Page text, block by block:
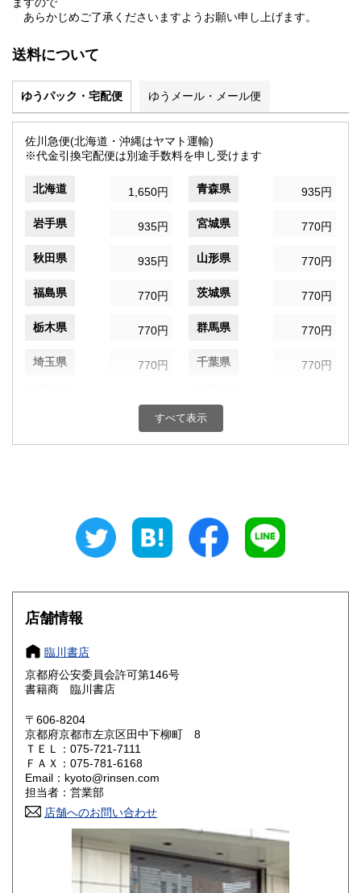
ますので
あらかじめご了承くださいますようお願い申し上げます。
送料について
ゆうパック・宅配便 ゆうメール・メール便
佐川急便(北海道・沖縄はヤマト運輸)
※代金引換宅配便は別途手数料を申し受けます
北海道 1,650円 青森県 935円
岩手県 935円 宮城県 770円
秋田県 935円 山形県 770円
福島県 770円 茨城県 770円
栃木県 770円 群馬県 770円
埼玉県 770円 千葉県 770円
660円 富山県
660円 静岡県
奈良県 660円
岡山県 660円
山口県 660円
香川県 660円
660円
770円 長崎県
すべて表示
店舗情報
臨川書店
京都府公安委員会許可第146号
書籍商 臨川書店
〒606-8204
京都府京都市左京区田中下柳町 8
ＴＥＬ：075-721-7111
ＦＡＸ：075-781-6168
Email：kyoto@rinsen.com
担当者：営業部
店舗へのお問い合わせ